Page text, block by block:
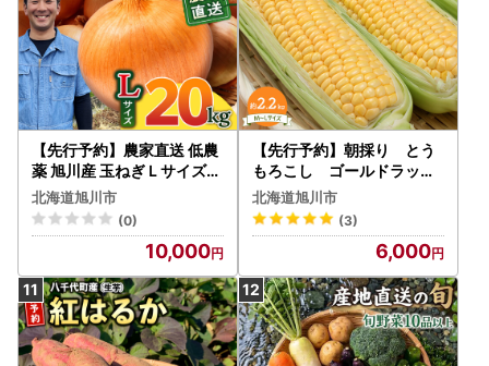
【先行予約】農家直送 低農
薬 旭川産 玉ねぎＬサイズ2
0kg(2026年9月発送開始
予定)_ | 玉ねぎ 05935
北海道旭川市
(0)
10,000
【先行予約】朝採り とう
もろこし ゴールドラッシ
ュ 2.2kg（M～Lサイズ×
6本）（2026年8月中旬か
ら順次発送）| とうもろこし
北海道旭川市
(3)
6,000